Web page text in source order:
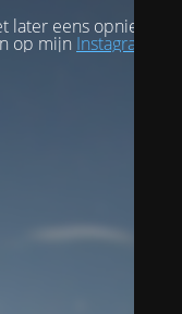
eens opnieuw.
op mijn Instagram